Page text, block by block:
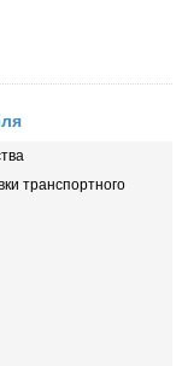
транспортного